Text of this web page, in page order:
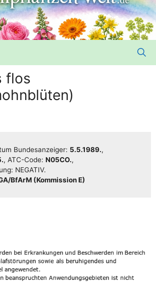
flos
Bun­des­an­zei­ger: 5.5.1989.,
, ATC-Code: N05CO.,
NEGATIV.
​​BfArM (Kom­mis­si­on E)